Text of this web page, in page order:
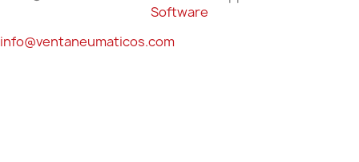
Software
info@ventaneumaticos.com